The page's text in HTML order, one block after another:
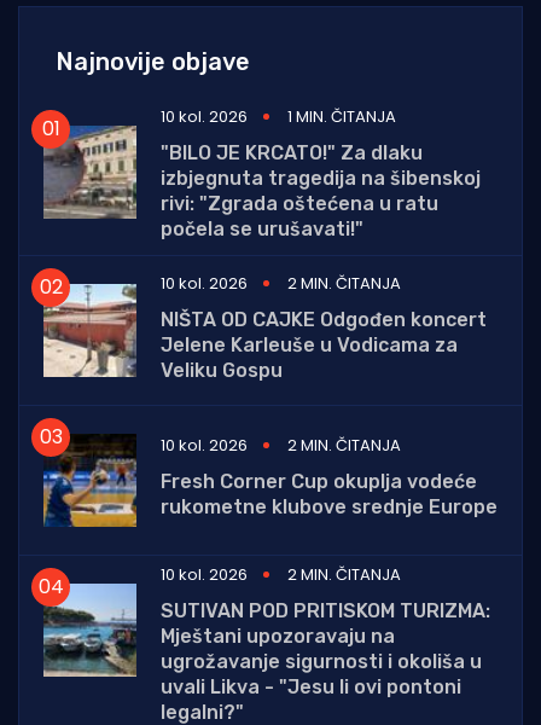
Najnovije objave
10 kol. 2026
1 MIN. ČITANJA
"BILO JE KRCATO!" Za dlaku
izbjegnuta tragedija na šibenskoj
rivi: "Zgrada oštećena u ratu
počela se urušavati!"
10 kol. 2026
2 MIN. ČITANJA
NIŠTA OD CAJKE Odgođen koncert
Jelene Karleuše u Vodicama za
Veliku Gospu
10 kol. 2026
2 MIN. ČITANJA
Fresh Corner Cup okuplja vodeće
rukometne klubove srednje Europe
10 kol. 2026
2 MIN. ČITANJA
SUTIVAN POD PRITISKOM TURIZMA:
Mještani upozoravaju na
ugrožavanje sigurnosti i okoliša u
uvali Likva - "Jesu li ovi pontoni
legalni?"